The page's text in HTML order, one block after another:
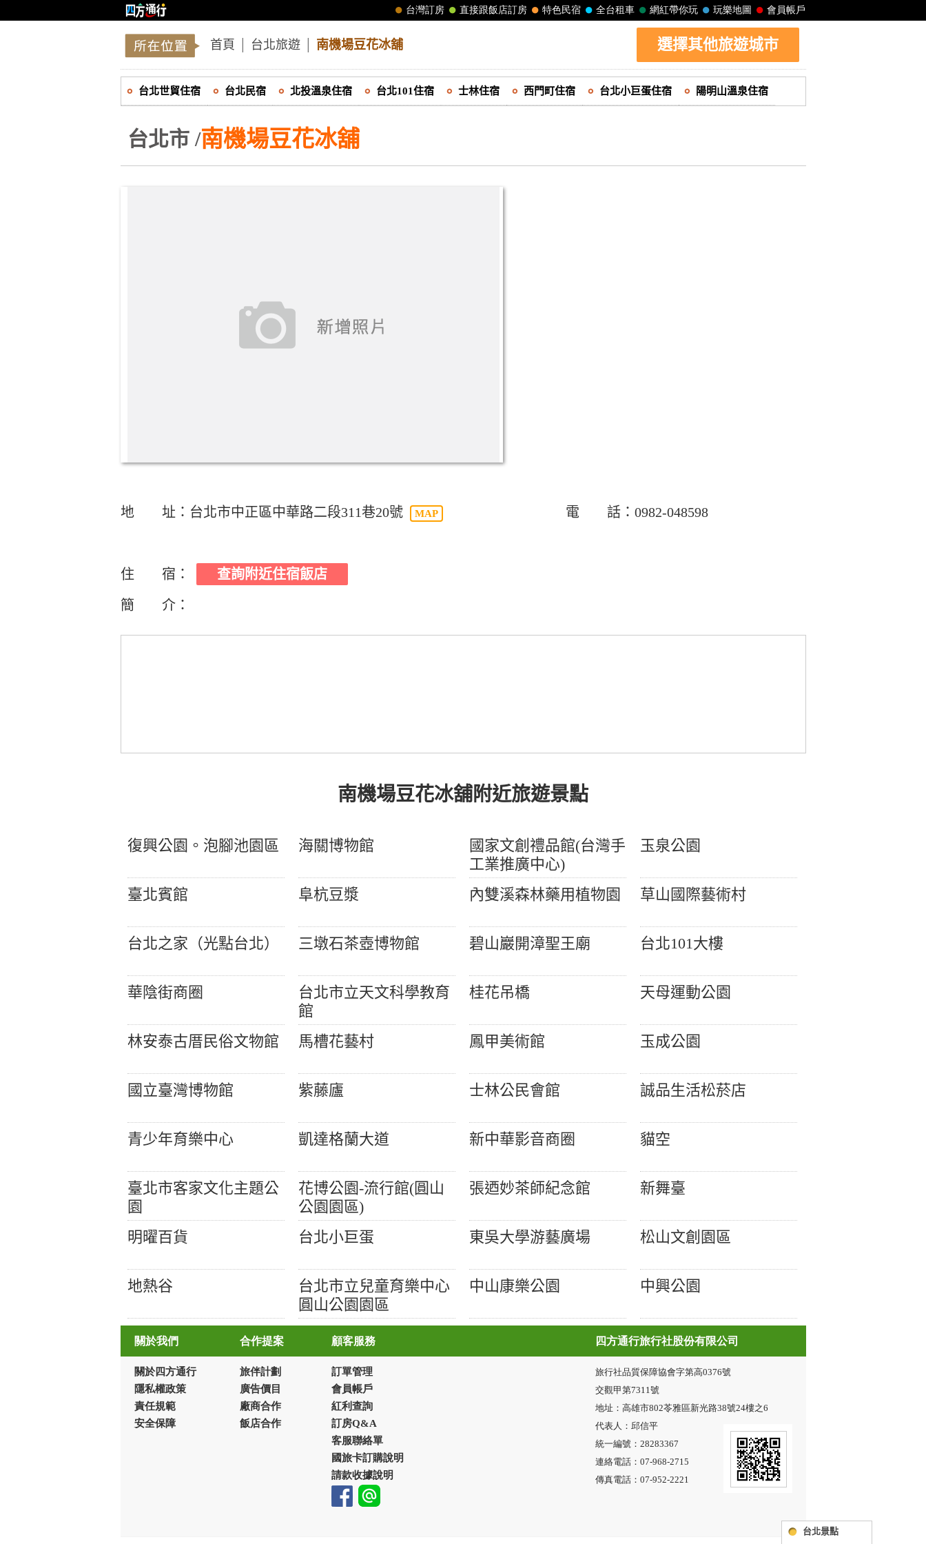
首頁 台北旅遊│ 南機場豆花冰舖 選擇其他旅遊城市
台北景點
台北世貿住宿 台北民宿 北投溫泉住宿 台北101住宿 士林住宿 西門町住宿 台北小巨蛋住宿 陽明山溫泉住宿
台北市 /南機場豆花冰舖
地 址：台北市中正區中華路二段311巷20號 MAP 電 話：0982-048598
住 宿： 查詢附近住宿飯店
簡 介：
南機場豆花冰舖附近旅遊景點
復興公園。泡腳池園區 海關博物館
國家文創禮品館(台灣手
工業推廣中心)
玉泉公園
臺北賓館 阜杭豆漿 內雙溪森林藥用植物園 草山國際藝術村
台北之家（光點台北） 三墩石茶壺博物館 碧山巖開漳聖王廟 台北101大樓
華陰街商圈
台北市立天文科學教育
館
桂花吊橋 天母運動公園
林安泰古厝民俗文物館 馬槽花藝村 鳳甲美術館 玉成公園
國立臺灣博物館 紫藤廬 士林公民會館 誠品生活松菸店
青少年育樂中心 凱達格蘭大道 新中華影音商圈 貓空
臺北市客家文化主題公
園
花博公園-流行館(圓山
公園園區)
張迺妙茶師紀念館 新舞臺
明曜百貨 台北小巨蛋 東吳大學游藝廣場 松山文創園區
地熱谷
台北市立兒童育樂中心
圓山公園園區
中山康樂公園 中興公園